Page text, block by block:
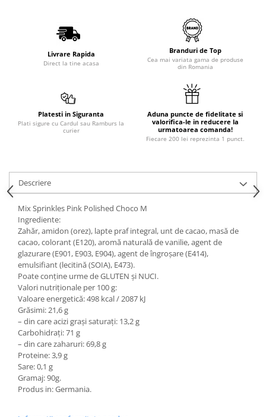
Livrare Rapida
Direct la tine acasa
Branduri de Top
Cea mai variata gama de produse
din Romania
Platesti in Siguranta
Plati sigure cu Cardul sau Ramburs la
curier
Aduna puncte de fidelitate si
valorifica-le in reducere la
urmatoarea comanda!
Fiecare 200 lei reprezinta 1 punct.
Descriere
Mix Sprinkles Pink Polished Choco M
Ingrediente:
Zahăr, amidon (orez), lapte praf integral, unt de cacao, masă de
cacao, colorant (E120), aromă naturală de vanilie, agent de
glazurare (E901, E903, E904), agent de îngroșare (E414),
emulsifiant (lecitină (SOIA), E473).
Poate conține urme de GLUTEN și NUCI.
Valori nutriționale per 100 g:
Valoare energetică: 498 kcal / 2087 kJ
Grăsimi: 21,6 g
– din care acizi grași saturați: 13,2 g
Carbohidrați: 71 g
– din care zaharuri: 69,8 g
Proteine: 3,9 g
Sare: 0,1 g
Gramaj: 90g.
Produs in: Germania.